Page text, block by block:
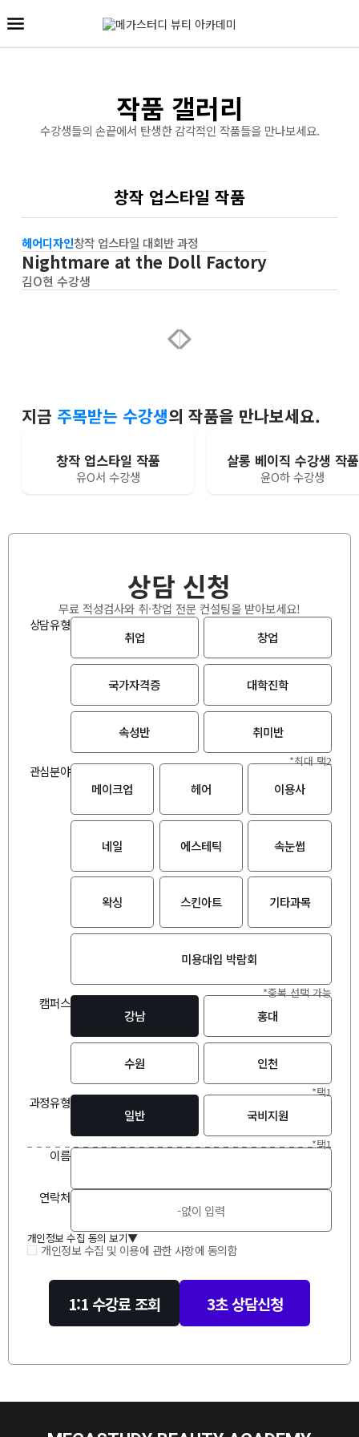
작품 갤러리
수강생들의 손끝에서 탄생한 감각적인 작품들을 만나보세요.
창작 업스타일 작품
헤어디자인창작 업스타일 대회반 과정
Nightmare at the Doll Factory
김O현 수강생
지금주목받는 수강생의 작품을 만나보세요.
창작 업스타일 작품
유O서 수강생
살롱 베이직 수강생 작품
윤O하 수강생
상담 신청
무료 적성검사와 취·창업 전문 컨설팅을 받아보세요!
상담유형
취업 창업
국가자격증 대학진학
속성반 취미반
*최대 택2
관심분야
메이크업
헤어 이용사
네일 에스테틱 속눈썹
왁싱 스킨아트 기타과목
미용대입 박람회
*중복 선택 가능
캠퍼스
강남 홍대
수원 인천
*택1
과정유형
일반 국비지원
*택1
이름
연락처
개인정보 수집 동의 보기▲
개인정보 수집 및 이용에 관한 사항에 동의함
1:1 수강료 조회 3초 상담신청